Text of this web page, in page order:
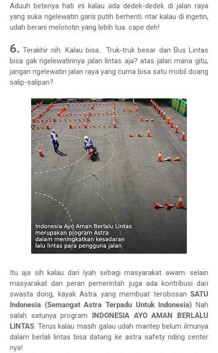
Aduuh betenya hati ini kalau ada dedek-dedek di jalan raya
yang suka ngelewatin garis putih berhenti. ntar kalau di ingetin,
udah berani melototin yang lebih tua. cape deh!
6. Terakhir nih. Kalau bisa... Truk-truk besar dan Bus Lintas
bisa gak ngelewatinnya jalan lintas aja? atas jalan mana gitu,
jangan ngelewatin jalan raya yang cuma bisa satu mobil doang
salip-salipan?
Itu aja sih kalau dari Iyah sebagi masyarakat awam. selain
masyarakat dan peran pemerintah juga ada kontribusi dari
swasta dong, kayak Astra yang membuat terobosan SATU
Indonesia (Semangat Astra Terpadu Untuk Indonesia) Nah
salah satunya program INDONESIA AYO AMAN BERLALU
LINTAS. Terus kalau masih galau udah mantep belum ilmunya
dalam berlali lintas bisa datang ke astra safety riding center
nya!